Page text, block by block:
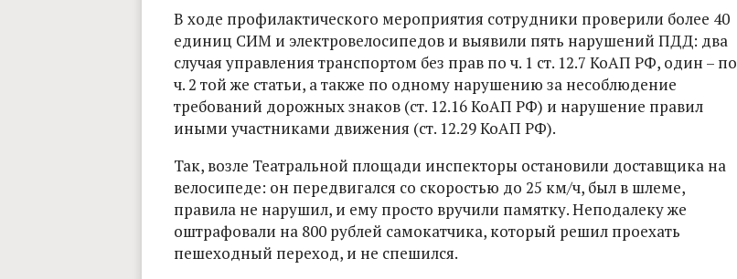
В ходе профилактического мероприятия сотрудники проверили более 40
единиц СИМ и электровелосипедов и выявили пять нарушений ПДД: два
случая управления транспортом без прав по ч. 1 ст. 12.7 КоАП РФ, один – по
ч. 2 той же статьи, а также по одному нарушению за несоблюдение
требований дорожных знаков (ст. 12.16 КоАП РФ) и нарушение правил
иными участниками движения (ст. 12.29 КоАП РФ).
Так, возле Театральной площади инспекторы остановили доставщика на
велосипеде: он передвигался со скоростью до 25 км/ч, был в шлеме,
правила не нарушил, и ему просто вручили памятку. Неподалеку же
оштрафовали на 800 рублей самокатчика, который решил проехать
пешеходный переход, и не спешился.